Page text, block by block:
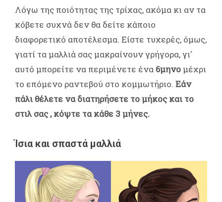
Λόγω της ποιότητας της τρίχας, ακόμα κι αν τα
κόβετε συχνά δεν θα δείτε κάποιο
διαφορετικό αποτέλεσμα. Είστε τυχερές, όμως,
γιατί τα μαλλιά σας μακραίνουν γρήγορα, γι'
αυτό μπορείτε να περιμένετε ένα 6μηνομέχρι
το επόμενο ραντεβού στο κομμωτήριο. Εάν
πάλι θέλετε να διατηρήσετε το μήκος και το
στιλ σας , κόψτε τα κάθε 3 μήνες.
Ίσια και σπαστά μαλλιά